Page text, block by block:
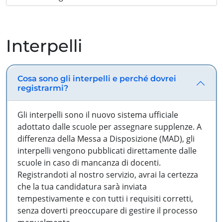
Interpelli
Cosa sono gli interpelli e perché dovrei
registrarmi?
Gli interpelli sono il nuovo sistema ufficiale
adottato dalle scuole per assegnare supplenze. A
differenza della Messa a Disposizione (MAD), gli
interpelli vengono pubblicati direttamente dalle
scuole in caso di mancanza di docenti.
Registrandoti al nostro servizio, avrai la certezza
che la tua candidatura sarà inviata
tempestivamente e con tutti i requisiti corretti,
senza doverti preoccupare di gestire il processo